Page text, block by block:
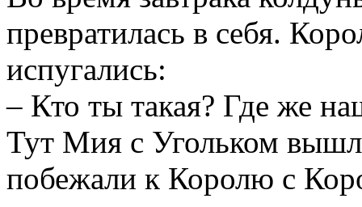
превратилась в себя.
испугались:
– Кто ты такая? Где же
Тут Мия с Угольком
побежали к Королю с